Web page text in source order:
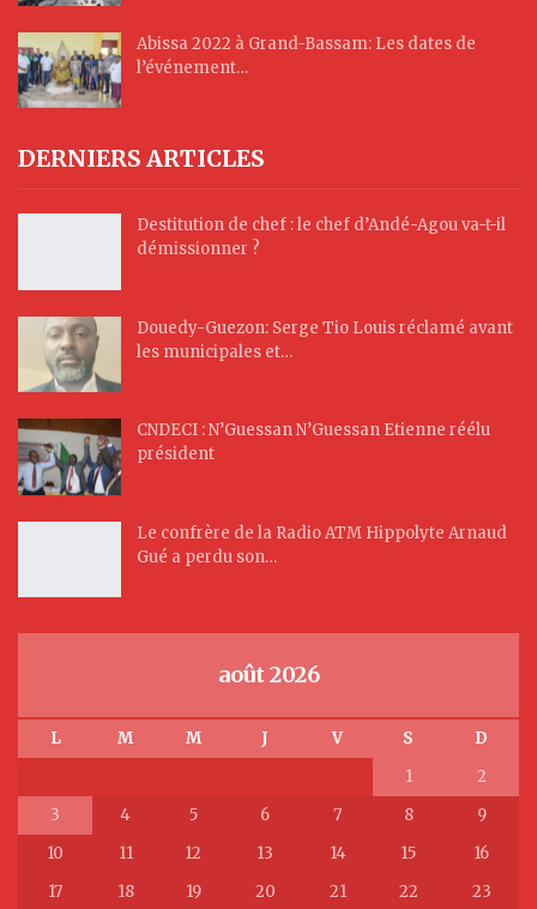
Abissa 2022 à Grand-Bassam: Les dates de
l’événement…
DERNIERS ARTICLES
Destitution de chef : le chef d’Andé-Agou va-t-il
démissionner ?
Douedy-Guezon: Serge Tio Louis réclamé avant
les municipales et…
CNDECI : N’Guessan N’Guessan Etienne réélu
président
Le confrère de la Radio ATM Hippolyte Arnaud
Gué a perdu son…
août 2026
L M M J V S
D
1
2
3
4 5 6 7 8
9
10
11 12 13 14 15
16
17
18 19 20 21 22 23